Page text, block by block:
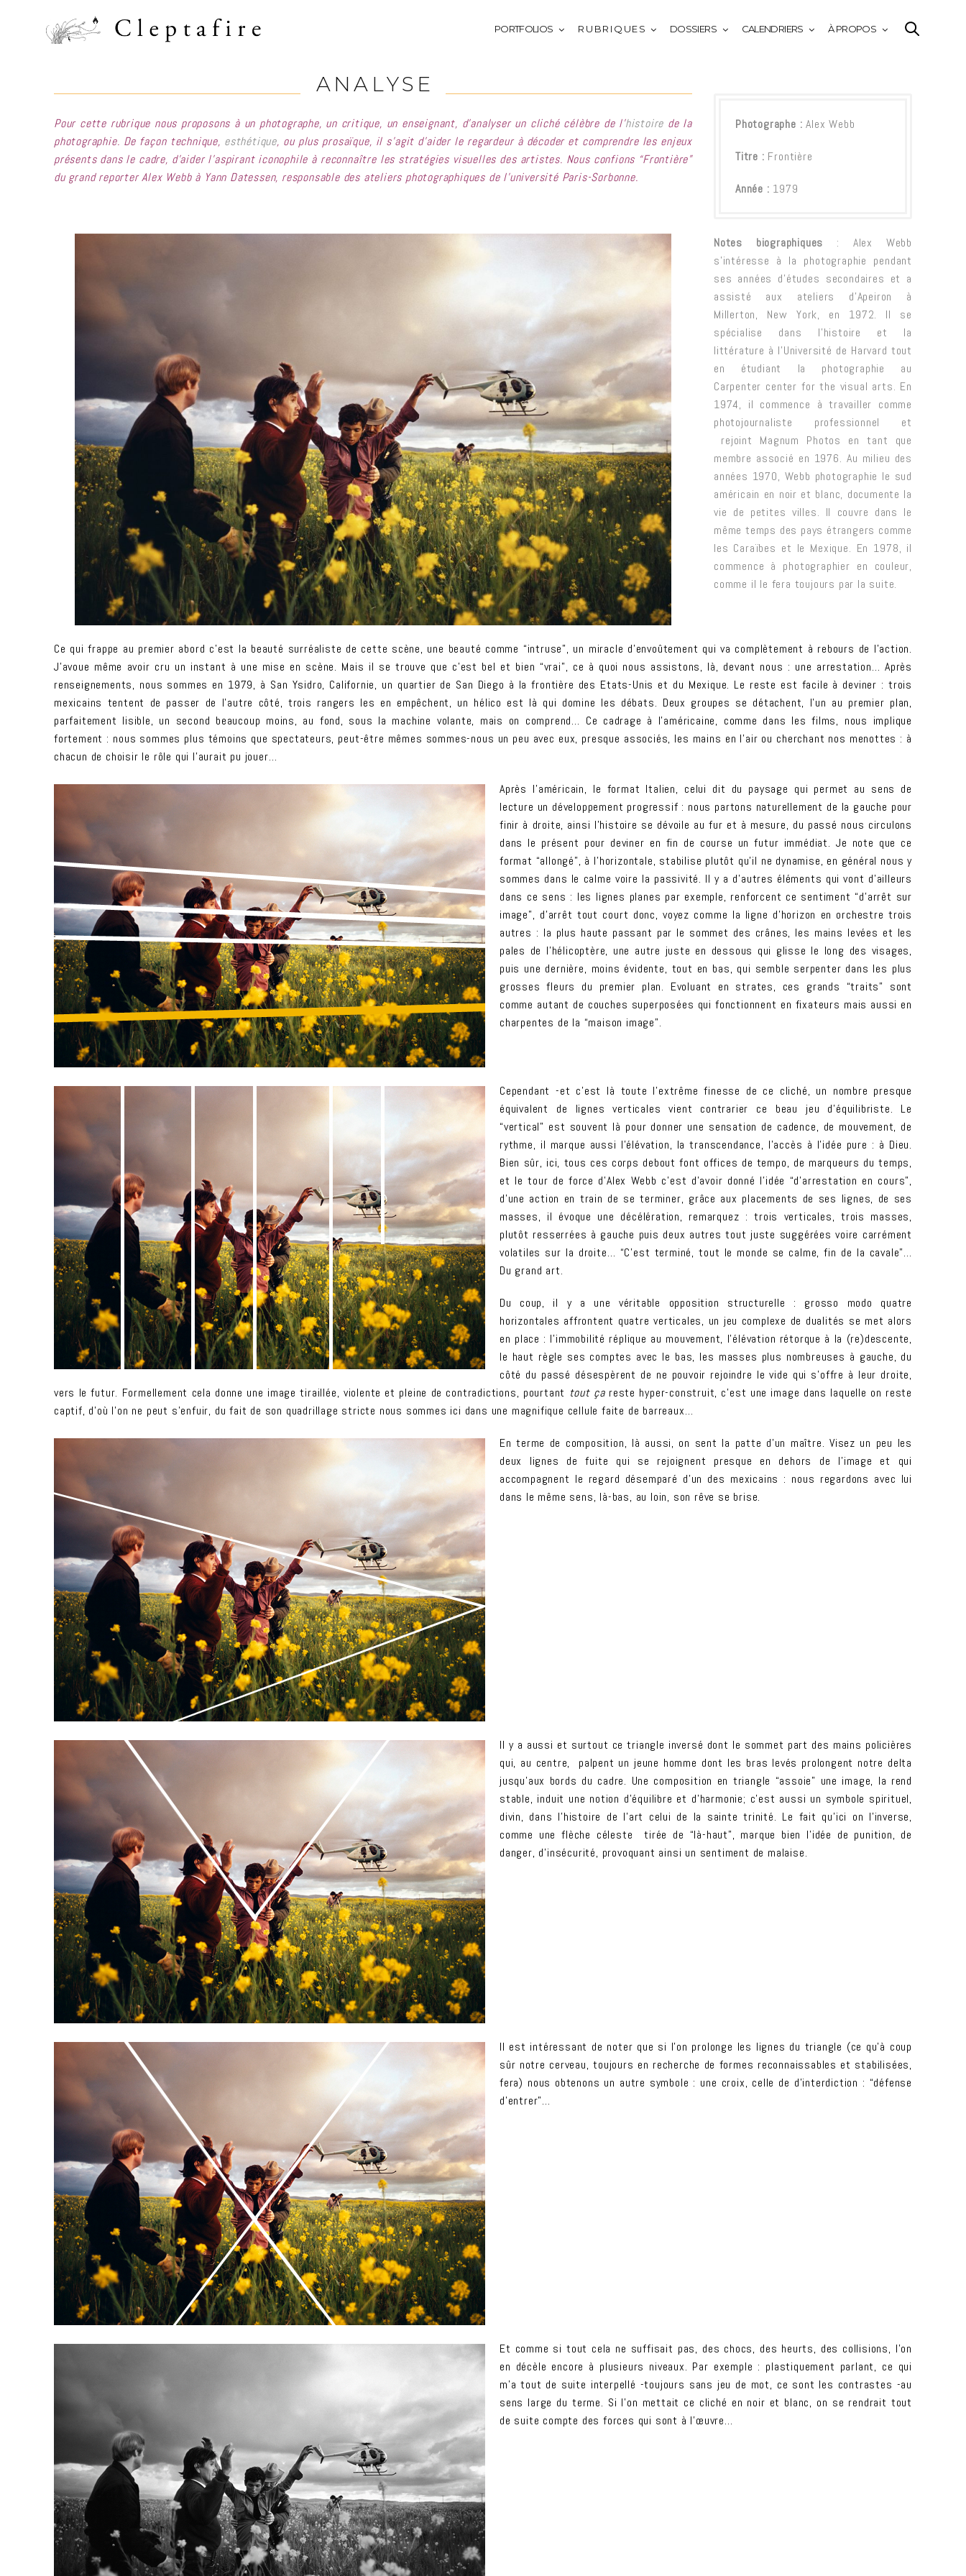
PORTFOLIOS R U B R I Q U E S DOSSIERS CALENDRIERS À PROPOS
A N A L Y S E
Pour cette rubrique nous proposons à un photographe, un critique, un enseignant, d’analyser un cliché célèbre de l’histoire de la
photographie. De façon technique, esthétique, ou plus prosaïque, il s’agit d’aider le regardeur à décoder et comprendre les enjeux
présents dans le cadre, d’aider l’aspirant iconophile à reconnaître les stratégies visuelles des artistes. Nous confions “Frontière”
du grand reporter Alex Webb à Yann Datessen, responsable des ateliers photographiques de l’université Paris-Sorbonne.
Photographe : Alex Webb
Titre : Frontière
Année : 1979
Notes biographiques : Alex Webb
s’intéresse à la photographie pendant
ses années d’études secondaires et a
assisté aux ateliers d’Apeiron à
Millerton, New York, en 1972. Il se
spécialise dans l’histoire et la
littérature à l’Université de Harvard tout
en étudiant la photographie au
Carpenter center for the visual arts. En
1974, il commence à travailler comme
photojournaliste professionnel et
rejoint Magnum Photos en tant que
membre associé en 1976. Au milieu des
années 1970, Webb photographie le sud
américain en noir et blanc, documente la
vie de petites villes. Il couvre dans le
même temps des pays étrangers comme
les Caraïbes et le Mexique. En 1978, il
commence à photographier en couleur,
comme il le fera toujours par la suite.
Ce qui frappe au premier abord c’est la beauté surréaliste de cette scène, une beauté comme “intruse”, un miracle d’envoûtement qui va complètement à rebours de l’action.
J’avoue même avoir cru un instant à une mise en scène. Mais il se trouve que c’est bel et bien “vrai”, ce à quoi nous assistons, là, devant nous : une arrestation… Après
renseignements, nous sommes en 1979, à San Ysidro, Californie, un quartier de San Diego à la frontière des Etats-Unis et du Mexique. Le reste est facile à deviner : trois
mexicains tentent de passer de l’autre côté, trois rangers les en empêchent, un hélico est là qui domine les débats. Deux groupes se détachent, l’un au premier plan,
parfaitement lisible, un second beaucoup moins, au fond, sous la machine volante, mais on comprend… Ce cadrage à l’américaine, comme dans les films, nous implique
fortement : nous sommes plus témoins que spectateurs, peut-être mêmes sommes-nous un peu avec eux, presque associés, les mains en l’air ou cherchant nos menottes : à
chacun de choisir le rôle qui l’aurait pu jouer…
Après l’américain, le format Italien, celui dit du paysage qui permet au sens de
lecture un développement progressif : nous partons naturellement de la gauche pour
finir à droite, ainsi l’histoire se dévoile au fur et à mesure, du passé nous circulons
dans le présent pour deviner en fin de course un futur immédiat. Je note que ce
format “allongé”, à l’horizontale, stabilise plutôt qu’il ne dynamise, en général nous y
sommes dans le calme voire la passivité. Il y a d’autres éléments qui vont d’ailleurs
dans ce sens : les lignes planes par exemple, renforcent ce sentiment “d’arrêt sur
image”, d’arrêt tout court donc, voyez comme la ligne d’horizon en orchestre trois
autres : la plus haute passant par le sommet des crânes, les mains levées et les
pales de l’hélicoptère, une autre juste en dessous qui glisse le long des visages,
puis une dernière, moins évidente, tout en bas, qui semble serpenter dans les plus
grosses fleurs du premier plan. Evoluant en strates, ces grands “traits” sont
comme autant de couches superposées qui fonctionnent en fixateurs mais aussi en
charpentes de la “maison image”.
Cependant -et c’est là toute l’extrême finesse de ce cliché, un nombre presque
équivalent de lignes verticales vient contrarier ce beau jeu d’équilibriste. Le
“vertical” est souvent là pour donner une sensation de cadence, de mouvement, de
rythme, il marque aussi l’élévation, la transcendance, l’accès à l’idée pure : à Dieu.
Bien sûr, ici, tous ces corps debout font offices de tempo, de marqueurs du temps,
et le tour de force d’Alex Webb c’est d’avoir donné l’idée “d’arrestation en cours”,
d’une action en train de se terminer, grâce aux placements de ses lignes, de ses
masses, il évoque une décélération, remarquez : trois verticales, trois masses,
plutôt resserrées à gauche puis deux autres tout juste suggérées voire carrément
volatiles sur la droite… “C’est terminé, tout le monde se calme, fin de la cavale”…
Du grand art.
Du coup, il y a une véritable opposition structurelle : grosso modo quatre
horizontales affrontent quatre verticales, un jeu complexe de dualités se met alors
en place : l’immobilité réplique au mouvement, l’élévation rétorque à la (re)descente,
le haut règle ses comptes avec le bas, les masses plus nombreuses à gauche, du
côté du passé désespèrent de ne pouvoir rejoindre le vide qui s’offre à leur droite,
vers le futur. Formellement cela donne une image tiraillée, violente et pleine de contradictions, pourtant tout çareste hyper-construit, c’est une image dans laquelle on reste
captif, d’où l’on ne peut s’enfuir, du fait de son quadrillage stricte nous sommes ici dans une magnifique cellule faite de barreaux…
En terme de composition, là aussi, on sent la patte d’un maître. Visez un peu les
deux lignes de fuite qui se rejoignent presque en dehors de l’image et qui
accompagnent le regard désemparé d’un des mexicains : nous regardons avec lui
dans le même sens, là-bas, au loin, son rêve se brise.
Il y a aussi et surtout ce triangle inversé dont le sommet part des mains policières
qui, au centre, palpent un jeune homme dont les bras levés prolongent notre delta
jusqu’aux bords du cadre. Une composition en triangle “assoie” une image, la rend
stable, induit une notion d’équilibre et d’harmonie; c’est aussi un symbole spirituel,
divin, dans l’histoire de l’art celui de la sainte trinité. Le fait qu’ici on l’inverse,
comme une flèche céleste tirée de “là-haut”, marque bien l’idée de punition, de
danger, d’insécurité, provoquant ainsi un sentiment de malaise.
Il est intéressant de noter que si l’on prolonge les lignes du triangle (ce qu’à coup
sûr notre cerveau, toujours en recherche de formes reconnaissables et stabilisées,
fera) nous obtenons un autre symbole : une croix, celle de d’interdiction : “défense
d’entrer”…
Et comme si tout cela ne suffisait pas, des chocs, des heurts, des collisions, l’on
en décèle encore à plusieurs niveaux. Par exemple : plastiquement parlant, ce qui
m’a tout de suite interpellé -toujours sans jeu de mot, ce sont les contrastes -au
sens large du terme. Si l’on mettait ce cliché en noir et blanc, on se rendrait tout
de suite compte des forces qui sont à l’œuvre…